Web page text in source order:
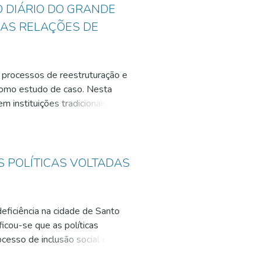
DO GRANDE
RELAÇÕES DE
de reestruturação e
estudo de caso. Nesta
instituições tradicionais e
/Metalúrgicos e o Diário
a pesquisa analisa um
do trabalho ocorrido em
da imprensa e dos
da regionalidade, a
entender o jogo de
que ocupa posição
POLÍTICAS VOLTADAS
na cidade de Santo
se que as políticas
de inclusão social e
com a criação da